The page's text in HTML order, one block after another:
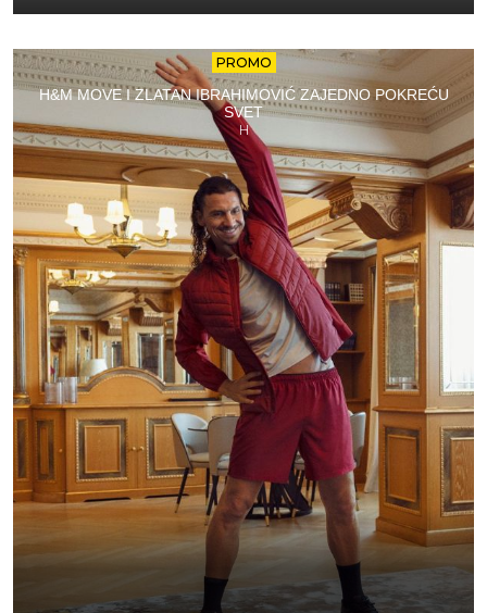
PROMO
H&M MOVE I ZLATAN IBRAHIMOVIĆ ZAJEDNO POKREĆU
SVET
H